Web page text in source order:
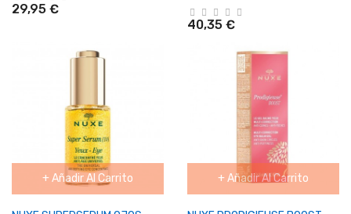
29,95 €
40,35 €
+ Añadir Al Carrito + Añadir Al Carrito